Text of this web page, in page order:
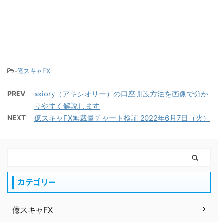
-億スキャFX
PREV
axiory（アキシオリー）の口座開設方法を画像で分か
りやすく解説します
NEXT 億スキャFX無裁量チャート検証 2022年6月7日（火）
カテゴリー
億スキャFX